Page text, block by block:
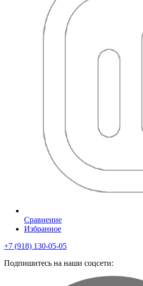
Сравнение
Избранное
+7 (918) 130-05-05
Подпишитесь на наши соцсети: